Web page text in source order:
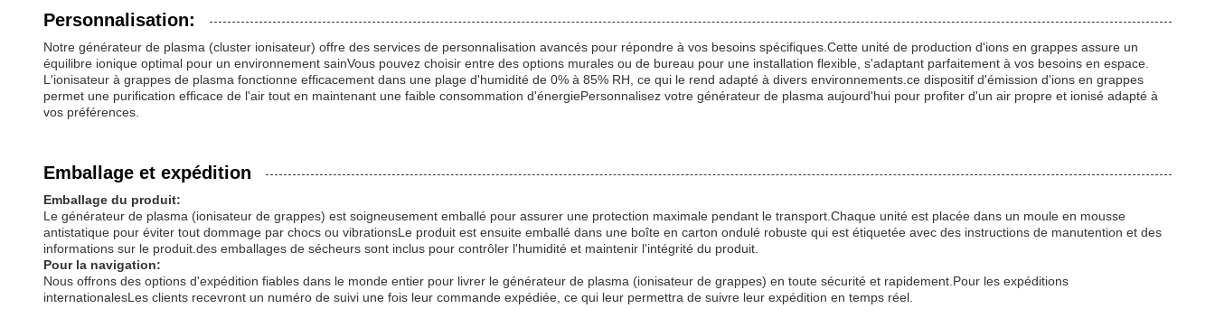
Personnalisation:
Notre générateur de plasma (cluster ionisateur) offre des services de personnalisation avancés pour répondre à vos besoins spécifiques.Cette unité de production d'ions en grappes assure un
équilibre ionique optimal pour un environnement sainVous pouvez choisir entre des options murales ou de bureau pour une installation flexible, s'adaptant parfaitement à vos besoins en espace.
L'ionisateur à grappes de plasma fonctionne efficacement dans une plage d'humidité de 0% à 85% RH, ce qui le rend adapté à divers environnements.ce dispositif d'émission d'ions en grappes
permet une purification efficace de l'air tout en maintenant une faible consommation d'énergiePersonnalisez votre générateur de plasma aujourd'hui pour profiter d'un air propre et ionisé adapté à
vos préférences.
Emballage et expédition
Emballage du produit:
Le générateur de plasma (ionisateur de grappes) est soigneusement emballé pour assurer une protection maximale pendant le transport.Chaque unité est placée dans un moule en mousse
antistatique pour éviter tout dommage par chocs ou vibrationsLe produit est ensuite emballé dans une boîte en carton ondulé robuste qui est étiquetée avec des instructions de manutention et des
informations sur le produit.des emballages de sécheurs sont inclus pour contrôler l'humidité et maintenir l'intégrité du produit.
Pour la navigation:
Nous offrons des options d'expédition fiables dans le monde entier pour livrer le générateur de plasma (ionisateur de grappes) en toute sécurité et rapidement.Pour les expéditions
internationalesLes clients recevront un numéro de suivi une fois leur commande expédiée, ce qui leur permettra de suivre leur expédition en temps réel.